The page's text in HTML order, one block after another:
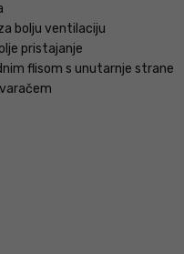
bolju ventilaciju
pristajanje
flisom s unutarnje strane